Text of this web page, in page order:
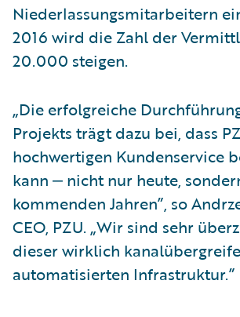
Niederlassungsmitarbeitern
2016 wird die Zahl der
20.000 steigen.
„Die erfolgreiche
Projekts trägt dazu bei, dass
hochwertigen Kundenservice
kann ‒ nicht nur heute,
kommenden Jahren”, so
CEO, PZU. „Wir sind sehr
dieser wirklich
automatisierten Infrastruktur.”